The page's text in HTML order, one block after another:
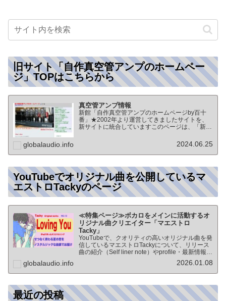
旧サイト「自作真空管アンプのホームペー
ジ」TOPはこちらから
真空管アンプ情報
新館「自作真空管アンプのホームページby百十
番」★2002年より運営してきましたサイトを、
新サイトに統合していますこのページは、「新
のTOPページになりますオーディオ情報全般の
globalaudio.info 2024.06.25
YouTubeでオリジナル曲を公開しているマ
エストロTackyのページ
≪特集ページ≫ボカロをメインに活動するオ
リジナル曲クリエイター「マエストロ
Tacky」
YouTubeで、クオリティの高いオリジナル曲を発
信しているマエストロTackyについて、リリース
曲の紹介（Self liner note）やprofile・最新情報な
ど★動画チャンネル登録100人突破記念作品の生
globalaudio.info 2026.01.08
最近の投稿